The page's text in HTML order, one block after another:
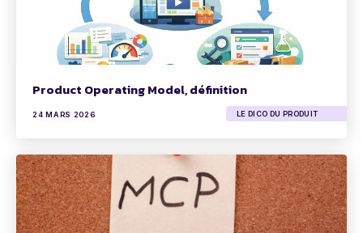
Product Operating Model, définition
24 MARS 2026 LE DICO DU PRODUIT